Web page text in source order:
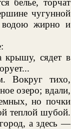
белье, торчат
чугунной
водою жирно и
сядет в
Вокруг тихо,
озеро; вдали,
но почки
теплой шубой.
а здесь —